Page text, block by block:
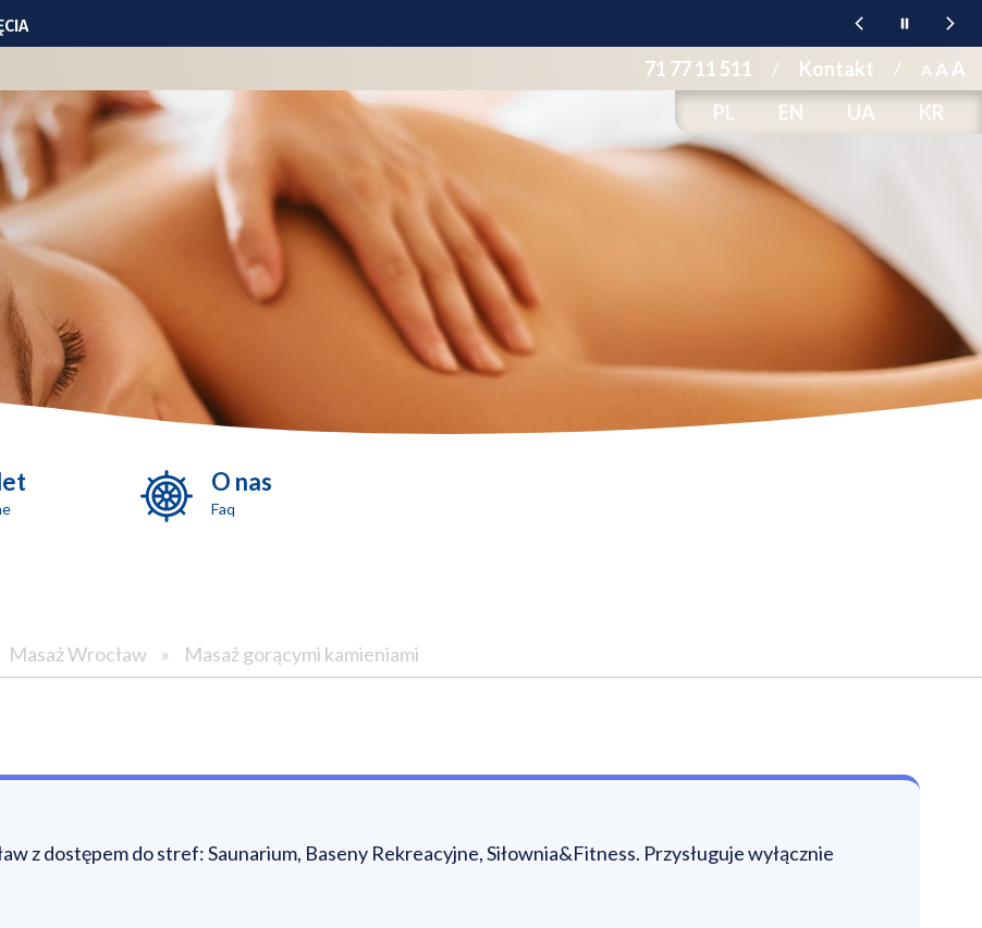
ćwiczenia
| ZDJĘCIA
71 77 11 511 / Kontakt / A A A
PL
EN UA KR
O nas
Faq
Masaż Wrocław » Masaż gorącymi kamieniami
z dostępem do stref: Saunarium, Baseny Rekreacyjne, Siłownia&Fitness. Przysługuje wyłącznie